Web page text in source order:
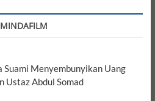
MINDAFILM
Suami Menyembunyikan Uang
Ustaz Abdul Somad